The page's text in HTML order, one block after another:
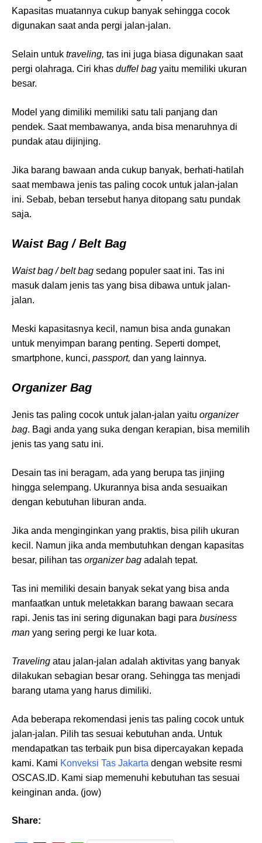
Kapasitas muatannya cukup banyak sehingga cocok
digunakan saat anda pergi jalan-jalan.
Selain untuk traveling, tas ini juga biasa digunakan saat
pergi olahraga. Ciri khas duffel bag yaitu memiliki ukuran
besar.
Model yang dimiliki memiliki satu tali panjang dan
pendek. Saat membawanya, anda bisa menaruhnya di
pundak atau dijinjing.
Jika barang bawaan anda cukup banyak, berhati-hatilah
saat membawa jenis tas paling cocok untuk jalan-jalan
ini. Sebab, beban tersebut hanya ditopang satu pundak
saja.
Waist Bag / Belt Bag
Waist bag / belt bag sedang populer saat ini. Tas ini
masuk dalam jenis tas yang bisa dibawa untuk jalan-
jalan.
Meski kapasitasnya kecil, namun bisa anda gunakan
untuk menyimpan barang penting. Seperti dompet,
smartphone, kunci, passport, dan yang lainnya.
Organizer Bag
Jenis tas paling cocok untuk jalan-jalan yaitu organizer
bag. Bagi anda yang suka dengan kerapian, bisa memilih
jenis tas yang satu ini.
Desain tas ini beragam, ada yang berupa tas jinjing
hingga selempang. Ukurannya bisa anda sesuaikan
dengan kebutuhan liburan anda.
Jika anda menginginkan yang praktis, bisa pilih ukuran
kecil. Namun jika anda membutuhkan dengan kapasitas
besar, pilihan tas organizer bag adalah tepat.
Tas ini memiliki desain banyak sekat yang bisa anda
manfaatkan untuk meletakkan barang bawaan secara
rapi. Jenis tas ini sering digunakan bagi para business
man yang sering pergi ke luar kota.
Traveling atau jalan-jalan adalah aktivitas yang banyak
dilakukan sebagian besar orang. Sehingga tas menjadi
barang utama yang harus dimiliki.
Ada beberapa rekomendasi jenis tas paling cocok untuk
jalan-jalan. Pilih tas sesuai kebutuhan anda. Untuk
mendapatkan tas terbaik pun bisa dipercayakan kepada
kami. Kami Konveksi Tas Jakarta dengan website resmi
OSCAS.ID. Kami siap memenuhi kebutuhan tas sesuai
keinginan anda. (jow)
Share: